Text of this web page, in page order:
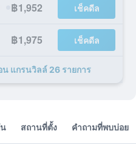
฿1,952 เช็คดีล
฿1,975 เช็คดีล
น แกรนวิลล์ 26 รายการ
สถานที่ตั้ง คำถามที่พบบ่อย